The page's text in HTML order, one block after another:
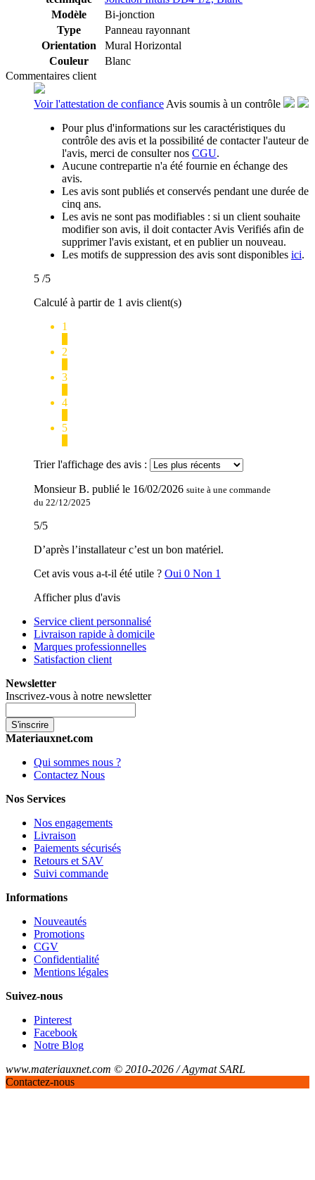
Modèle
Bi-jonction
Type
Panneau rayonnant
Orientation
Mural Horizontal
Couleur
Blanc
Commentaires client
Voir l'attestation de confiance Avis soumis à un contrôle
Pour plus d'informations sur les caractéristiques du
contrôle des avis et la possibilité de contacter l'auteur de
l'avis, merci de consulter nos CGU.
Aucune contrepartie n'a été fournie en échange des
avis.
Les avis sont publiés et conservés pendant une durée de
cinq ans.
Les avis ne sont pas modifiables : si un client souhaite
modifier son avis, il doit contacter Avis Verifiés afin de
supprimer l'avis existant, et en publier un nouveau.
Les motifs de suppression des avis sont disponibles ici.
5 /5
Calculé à partir de 1 avis client(s)
1
2
3
4
5
Trier l'affichage des avis :
Monsieur B. publié le 16/02/2026 suite à une commande
du 22/12/2025
5/5
D’après l’installateur c’est un bon matériel.
Cet avis vous a-t-il été utile ? Oui 0 Non 1
Afficher plus d'avis
Service client personnalisé
Livraison rapide à domicile
Marques professionnelles
Satisfaction client
Newsletter
Inscrivez-vous à notre newsletter
S'inscrire
Materiauxnet.com
Qui sommes nous ?
Contactez Nous
Nos Services
Nos engagements
Livraison
Paiements sécurisés
Retours et SAV
Suivi commande
Informations
Nouveautés
Promotions
CGV
Confidentialité
Mentions légales
Suivez-nous
Pinterest
Facebook
Notre Blog
www.materiauxnet.com © 2010-2026 / Agymat SARL
Contactez-nous